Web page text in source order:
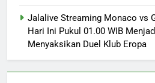
Jalalive Streaming Monaco vs
Hari Ini Pukul 01.00 WIB
Menyaksikan Duel Klub Eropa